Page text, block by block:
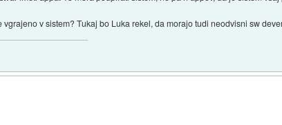
v sistem? Tukaj bo Luka rekel, da morajo tudi neodvisni sw